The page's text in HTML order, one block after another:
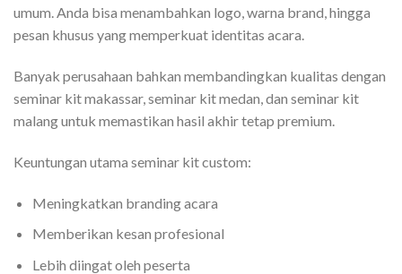
umum. Anda bisa menambahkan logo, warna brand, hingga
pesan khusus yang memperkuat identitas acara.
Banyak perusahaan bahkan membandingkan kualitas dengan
seminar kit makassar, seminar kit medan, dan seminar kit
malang untuk memastikan hasil akhir tetap premium.
Keuntungan utama seminar kit custom:
Meningkatkan branding acara
Memberikan kesan profesional
Lebih diingat oleh peserta